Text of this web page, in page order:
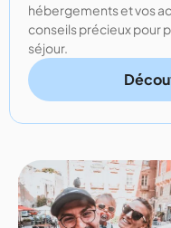
hébergements et vos
conseils précieux pour
séjour.